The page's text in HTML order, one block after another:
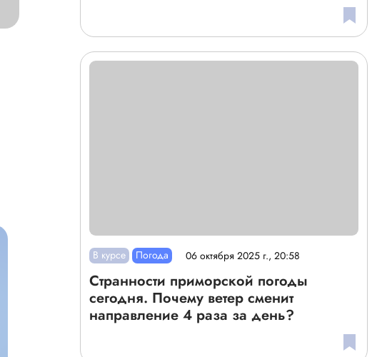
В курсе Погода 06 октября 2025 г., 20:58
Странности приморской погоды
сегодня. Почему ветер сменит
направление 4 раза за день?